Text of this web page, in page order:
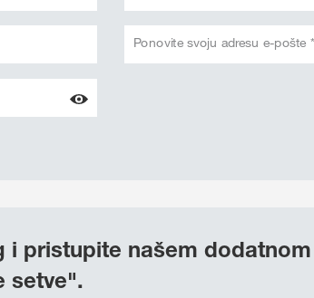
Ponovite svoju adresu e-pošte
i pristupite našem
setve".